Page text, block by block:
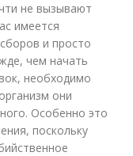
не вызывают
имеется
и просто
чем начать
необходимо
они
Особенно это
поскольку